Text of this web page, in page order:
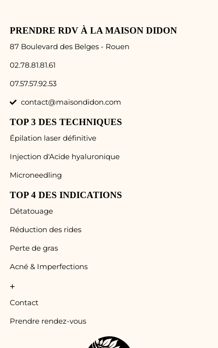
PRENDRE RDV À LA MAISON DIDON
87 Boulevard des Belges - Rouen
02.78.81.81.61
07.57.57.92.53
contact@maisondidon.com
TOP 3 DES TECHNIQUES
Épilation laser définitive
Injection d'Acide hyaluronique
Microneedling
TOP 4 DES INDICATIONS
Détatouage
Réduction des rides
Perte de gras
Acné & Imperfections
+
Contact
Prendre rendez-vous